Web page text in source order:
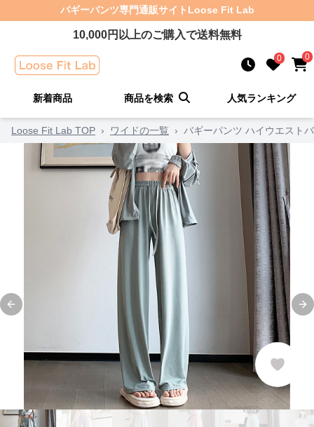
バギーパンツ専門通販サイト Loose Fit Lab
10,000円以上のご購入で送料無料
0 0
新着商品 商品を検索 人気ランキング
Loose Fit Lab TOP › ワイドの一覧 › バギーパンツ ハイウエスト
Previous slide